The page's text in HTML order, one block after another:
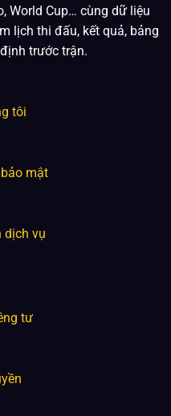
World Cup… cùng dữ liệu
lịch thi đấu, kết quả, bảng
trước trận.
tôi
mật
dịch vụ
tư